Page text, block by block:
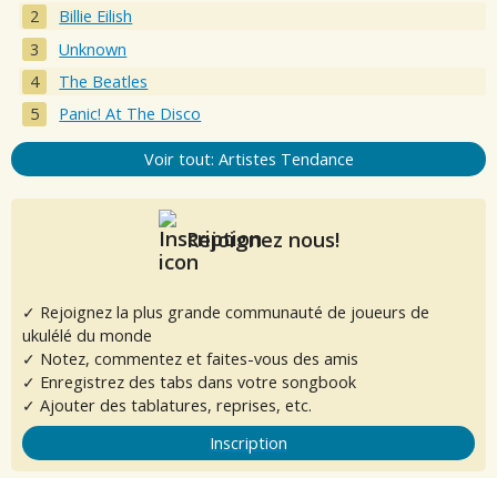
Billie Eilish
Unknown
The Beatles
Panic! At The Disco
Voir tout: Artistes Tendance
Rejoignez nous!
✓ Rejoignez la plus grande communauté de joueurs de
ukulélé du monde
✓ Notez, commentez et faites-vous des amis
✓ Enregistrez des tabs dans votre songbook
✓ Ajouter des tablatures, reprises, etc.
Inscription